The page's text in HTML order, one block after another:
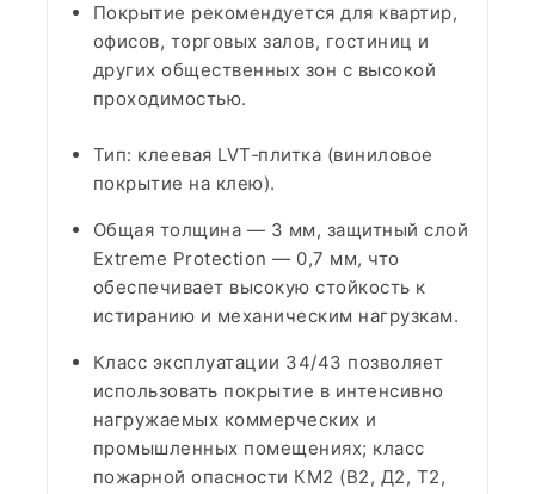
Покрытие рекомендуется для квартир,
офисов, торговых залов, гостиниц и
других общественных зон с высокой
проходимостью.​
Тип: клеевая LVT‑плитка (виниловое
покрытие на клею).​
Общая толщина — 3 мм, защитный слой
Extreme Protection — 0,7 мм, что
обеспечивает высокую стойкость к
истиранию и механическим нагрузкам.​
Класс эксплуатации 34/43 позволяет
использовать покрытие в интенсивно
нагружаемых коммерческих и
промышленных помещениях; класс
пожарной опасности КМ2 (В2, Д2, Т2,